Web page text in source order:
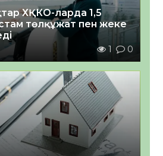
ХҚКО-ларда 1,5
төлқұжат пен жеке
1 0